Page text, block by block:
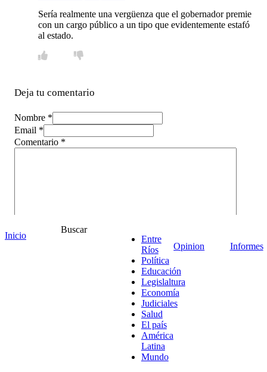
Sería realmente una vergüenza que el gobernador premie
con un cargo público a un tipo que evidentemente estafó
al estado.
Deja tu comentario
Nombre *
Email *
Comentario *
Inicio
Buscar
Entre
Ríos
Política
Educación
Legislaltura
Economía
Judiciales
Salud
El país
América
Latina
Mundo
Opinion Informes
¡Ponete en contacto!